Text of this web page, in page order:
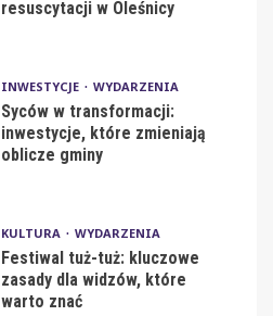
resuscytacji w Oleśnicy
INWESTYCJE WYDARZENIA
Syców w transformacji:
inwestycje, które zmieniają
oblicze gminy
KULTURA WYDARZENIA
Festiwal tuż-tuż: kluczowe
zasady dla widzów, które
warto znać